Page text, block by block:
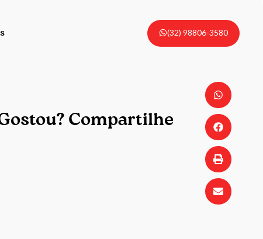
(32) 98806-3580
Compartilhe